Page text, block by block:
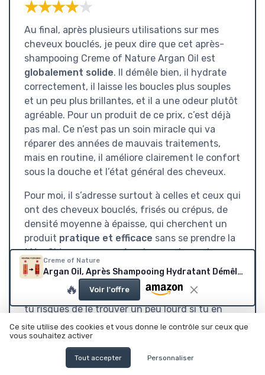
★★★★★
★★★★★
Au final, après plusieurs utilisations sur mes
cheveux bouclés, je peux dire que cet après-
shampooing Creme of Nature Argan Oil est
globalement solide. Il démêle bien, il hydrate
correctement, il laisse les boucles plus souples
et un peu plus brillantes, et il a une odeur plutôt
agréable. Pour un produit de ce prix, c’est déjà
pas mal. Ce n’est pas un soin miracle qui va
réparer des années de mauvais traitements,
mais en routine, il améliore clairement le confort
sous la douche et l’état général des cheveux.
Pour moi, il s’adresse surtout à celles et ceux qui
ont des cheveux bouclés, frisés ou crépus, de
densité moyenne à épaisse, qui cherchent un
produit pratique et efficace sans se prendre la
tête. Si tu veux un après-shampooing qui
démêle vite, qui laisse les cheveux doux et qui
ne coûte pas une fortune, il coche pas mal de
cases. Par contre, si tu as les cheveux très fins,
tu risques de le trouver un peu lourd si tu en
mets trop. Et si tu es très exigeant sur la
composition (no petrolatum, pas de parfum, pas
d’huile minérale, etc.), tu trouveras des options
plus clean, mais souvent plus chères ou moins
Creme of Nature
Argan Oil, Après Shampooing Hydratant Démêlant à l’Huile d’Argan du Maroc, Soin des Cheveux Bouclés Frisés Crépus, Sans Sulfates, Flacon de 354ml 354 ml (Lot de 1)
🔥 Voir l'offre
Ce site utilise des cookies et vous donne le contrôle sur ceux que
vous souhaitez activer
Tout accepter Personnaliser